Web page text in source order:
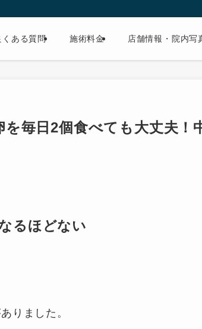
ある質問 施術料金 店舗情報・院内写
毎日2個食べても大丈夫！
るほどない
りました。